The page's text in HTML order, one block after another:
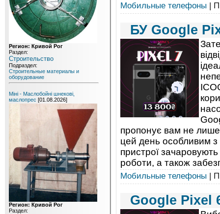
Регион: Кривой Рог
Раздел:
Строительство
Подраздел:
Строительные материалы и
оборудование
Міні - Маслобойні шнекові,
маслопрес [01.08.2026]
Регион: Кривой Рог
Раздел:
Мобильные телефоны |
БУ Google
пропонує вам не лише
цей день особливим
пристрої
роботи, а також
Мобильные телефоны |
Google Pixel